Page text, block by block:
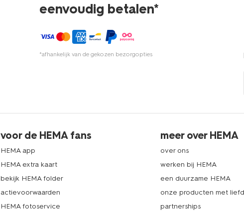
eenvoudig betalen*
*afhankelijk van de gekozen bezorgopties
voor de HEMA fans
HEMA app
HEMA extra kaart
bekijk HEMA folder
actievoorwaarden
HEMA fotoservice
meer over HEMA
over ons
werken bij HEMA
een duurzame HEMA
onze producten met
partnerships